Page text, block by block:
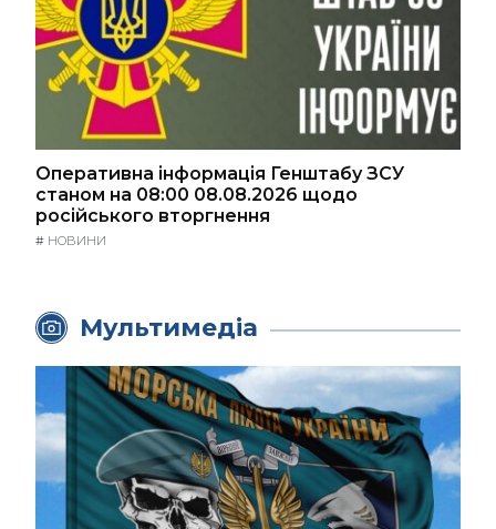
Оперативна інформація Генштабу ЗСУ
станом на 08:00 08.08.2026 щодо
російського вторгнення
# НОВИНИ
Мультимедіа